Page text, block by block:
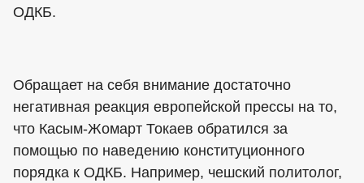
ОДКБ.
Обращает на себя внимание достаточно
негативная реакция европейской прессы на то,
что Касым-Жомарт Токаев обратился за
помощью по наведению конституционного
порядка к ОДКБ. Например, чешский политолог,